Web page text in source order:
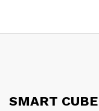
SMART